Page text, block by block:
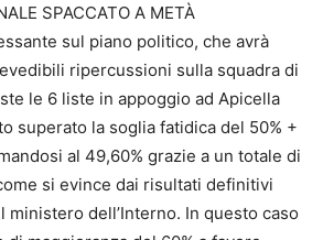
SPACCATO A METÀ
sul piano politico, che avrà
ripercussioni sulla squadra di
le 6 liste in appoggio ad Apicella
superato la soglia fatidica del 50% +
al 49,60% grazie a un totale di
si evince dai risultati definitivi
dell’Interno. In questo caso